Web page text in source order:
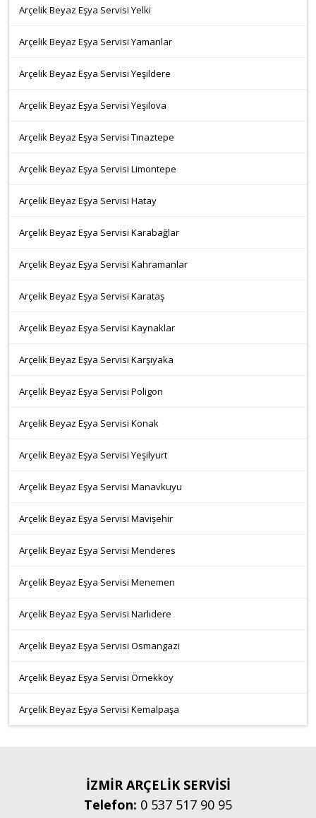
Arçelik Beyaz Eşya Servisi Yelki
Arçelik Beyaz Eşya Servisi Yamanlar
Arçelik Beyaz Eşya Servisi Yeşildere
Arçelik Beyaz Eşya Servisi Yeşilova
Arçelik Beyaz Eşya Servisi Tınaztepe
Arçelik Beyaz Eşya Servisi Limontepe
Arçelik Beyaz Eşya Servisi Hatay
Arçelik Beyaz Eşya Servisi Karabağlar
Arçelik Beyaz Eşya Servisi Kahramanlar
Arçelik Beyaz Eşya Servisi Karataş
Arçelik Beyaz Eşya Servisi Kaynaklar
Arçelik Beyaz Eşya Servisi Karşıyaka
Arçelik Beyaz Eşya Servisi Poligon
Arçelik Beyaz Eşya Servisi Konak
Arçelik Beyaz Eşya Servisi Yeşilyurt
Arçelik Beyaz Eşya Servisi Manavkuyu
Arçelik Beyaz Eşya Servisi Mavişehir
Arçelik Beyaz Eşya Servisi Menderes
Arçelik Beyaz Eşya Servisi Menemen
Arçelik Beyaz Eşya Servisi Narlıdere
Arçelik Beyaz Eşya Servisi Osmangazi
Arçelik Beyaz Eşya Servisi Örnekköy
Arçelik Beyaz Eşya Servisi Kemalpaşa
İZMİR ARÇELİK SERVİSİ
Telefon: 0 537 517 90 95